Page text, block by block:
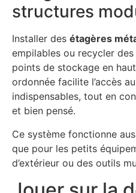
structures
Installer des étagères
empilables ou recycler des
points de stockage en
ordonnée facilite l’accès
indispensables, tout en
et bien pensé.
Ce système fonctionne
que pour les petits
d’extérieur ou des outils